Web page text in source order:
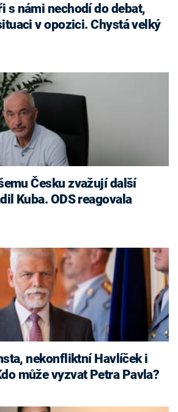
s námi nechodí do debat,
v opozici. Chystá velký
Kuba. ODS reagovala
může vyzvat Petra Pavla?